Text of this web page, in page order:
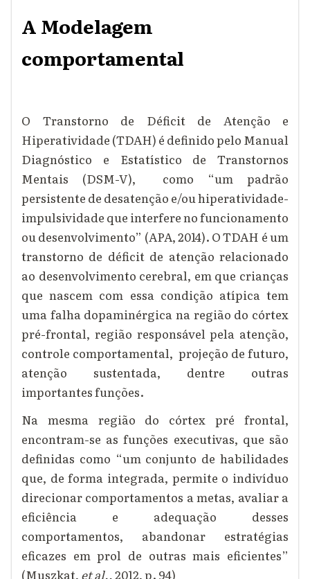
A Modelagem
comportamental
O Transtorno de Déficit de Atenção e
Hiperatividade (TDAH) é definido pelo Manual
Diagnóstico e Estatístico de Transtornos
Mentais (DSM-V), como “um padrão
persistente de desatenção e/ou hiperatividade-
impulsividade que interfere no funcionamento
ou desenvolvimento” (APA, 2014). O TDAH é um
transtorno de déficit de atenção relacionado
ao desenvolvimento cerebral, em que crianças
que nascem com essa condição atípica tem
uma falha dopaminérgica na região do córtex
pré-frontal, região responsável pela atenção,
controle comportamental, projeção de futuro,
atenção sustentada, dentre outras
importantes funções.
Na mesma região do córtex pré frontal,
encontram-se as funções executivas, que são
definidas como “um conjunto de habilidades
que, de forma integrada, permite o indivíduo
direcionar comportamentos a metas, avaliar a
eficiência e adequação desses
comportamentos, abandonar estratégias
eficazes em prol de outras mais eficientes”
(Muszkat, et al.,2012, p. 94)